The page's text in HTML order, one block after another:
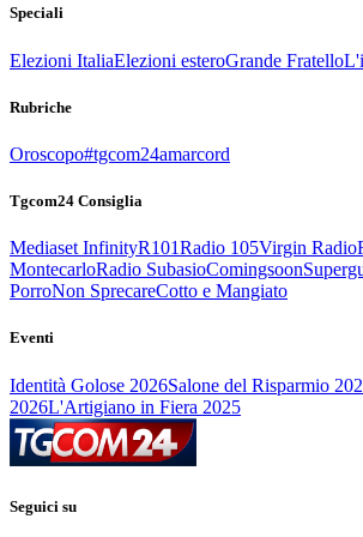
Speciali
Elezioni ItaliaElezioni esteroGrande Fratello
Rubriche
Oroscopo#tgcom24amarcord
Tgcom24 Consiglia
Mediaset InfinityR101Radio 105Virgin Radio
MontecarloRadio SubasioComingsoon
PorroNon SprecareCotto e Mangiato
Eventi
Identità Golose 2026Salone del Risparmio
2026L'Artigiano in Fiera 2025
Seguici su